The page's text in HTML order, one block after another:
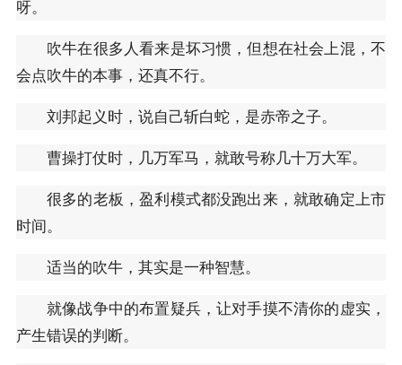
呀。
吹牛在很多人看来是坏习惯，但想在社会上混，不
会点吹牛的本事，还真不行。
刘邦起义时，说自己斩白蛇，是赤帝之子。
曹操打仗时，几万军马，就敢号称几十万大军。
很多的老板，盈利模式都没跑出来，就敢确定上市
时间。
适当的吹牛，其实是一种智慧。
就像战争中的布置疑兵，让对手摸不清你的虚实，
产生错误的判断。